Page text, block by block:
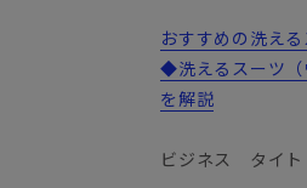
おすすめの洗え
◆洗えるスーツ（
を解説
ビジネス タイ